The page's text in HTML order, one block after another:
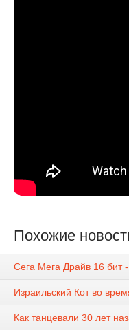
Похожие
Сега Мега Драйв 16 бит
Израильский Кот во
Как танцевали 30 лет